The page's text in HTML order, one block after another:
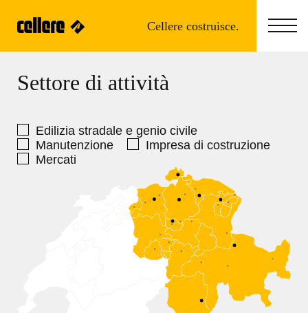
Cellere costruisce.
Settore di attività
Edilizia stradale e genio civile
Manutenzione
Impresa di costruzione
Mercati